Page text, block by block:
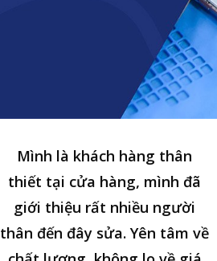
Mình là khách hàng thân
thiết tại cửa hàng, mình đã
giới thiệu rất nhiều người
thân đến đây sửa. Yên tâm về